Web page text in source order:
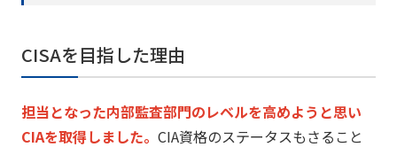
CISAを目指した理由
担当となった内部監査部門のレベルを高めようと思い
CIAを取得しました。 CIA資格のステータスもさること